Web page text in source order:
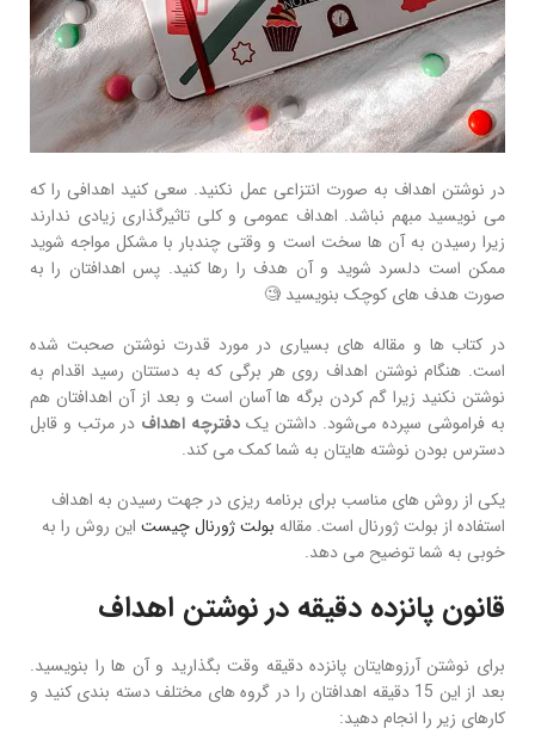
در نوشتن اهداف به صورت انتزاعی عمل نکنید. سعی کنید اهدافی را که
می‌ نویسید مبهم نباشد. اهداف عمومی و کلی تاثیر‌گذاری زیادی ندارند
زیرا رسیدن به آن‌ ها سخت است و وقتی چندبار با مشکل مواجه شوید
ممکن است دلسرد شوید و آن هدف را رها کنید. پس اهدافتان را به
صورت هدف‌ های کوچک بنویسید 🧐
در کتاب‌ ها و مقاله‌ های بسیاری در مورد قدرت نوشتن صحبت شده
است. هنگام نوشتن اهداف روی هر برگی که به دستتان رسید اقدام به
نوشتن نکنید زیرا گم کردن برگه‌ ها آسان است و بعد از آن اهدافتان هم
به فراموشی سپرده می‌شود. داشتن یک دفترچه اهداف در مرتب و قابل
دسترس بودن نوشته‌ هایتان به شما کمک می‌ کند.
یکی از روش های مناسب برای برنامه ریزی در جهت رسیدن به اهداف
استفاده از بولت ژورنال است. مقاله بولت ژورنال چیست این روش را به
خوبی به شما توضیح می دهد.
قانون پانزده دقیقه در نوشتن اهداف
برای نوشتن آرزوهایتان پانزده دقیقه وقت بگذارید و آن‌ ها را بنویسید.
بعد از این 15 دقیقه اهدافتان را در گروه‌ های مختلف دسته‌ بندی کنید و
کارهای زیر را انجام دهید: